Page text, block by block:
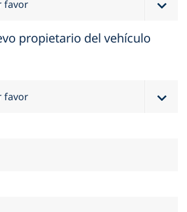
propietario del vehículo